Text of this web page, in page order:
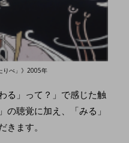
りべ」》2005年
る」って？」で感じた触
聴覚に加え、「みる」
きます。